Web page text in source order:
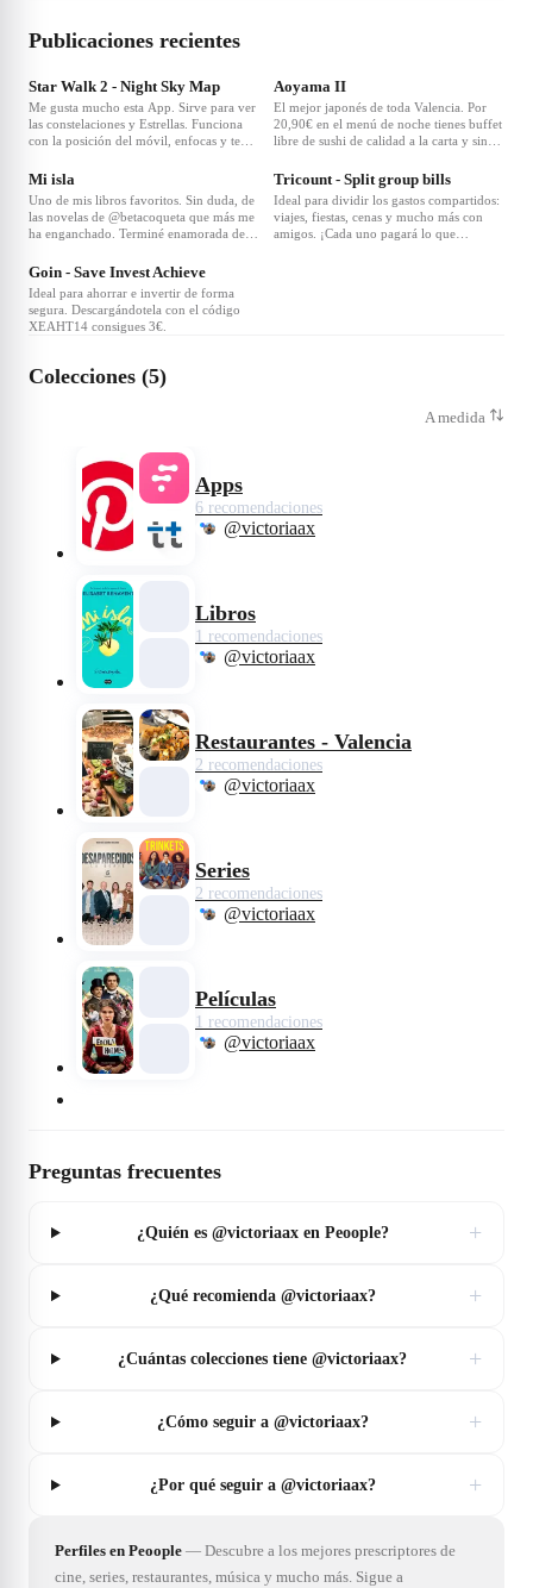
de los capítulos. Muy recomendable.
Publicaciones recientes
Star Walk 2 - Night Sky Map
Me gusta mucho esta App. Sirve para ver
las constelaciones y Estrellas. Funciona
con la posición del móvil, enfocas y te
la App que no es premium tiene
Aoyama II
El mejor japonés de toda Valencia. Por
20,90€ en el menú de noche tienes buffet
libre de sushi de calidad a la carta y sin
espectacular.
❤ 2
Mi isla
Uno de mis libros favoritos. Sin duda, de
las novelas de @betacoqueta que más me
ha enganchado. Terminé enamorada de la
supuesto de la misteriosa isla 💙
Tricount - Split group bills
Ideal para dividir los gastos compartidos:
viajes, fiestas, cenas y mucho más con
amigos. ¡Cada uno pagará lo que
Goin - Save Invest Achieve
Ideal para ahorrar e invertir de forma
segura. Descargándotela con el código
XEAHT14 consigues 3€.
Colecciones (5)
A medida
Apps
6 recomendaciones
@victoriaax
Libros
1 recomendaciones
@victoriaax
Restaurantes - Valencia
2 recomendaciones
@victoriaax
Series
2 recomendaciones
@victoriaax
Películas
1 recomendaciones
@victoriaax
Preguntas frecuentes
¿Quién es @victoriaax en Peoople? +
¿Qué recomienda @victoriaax? +
¿Cuántas colecciones tiene @victoriaax? +
¿Cómo seguir a @victoriaax? +
¿Por qué seguir a @victoriaax? +
Perfiles en Peoople — Descubre a los mejores prescriptores de
cine, series, restaurantes, música y mucho más. Sigue a